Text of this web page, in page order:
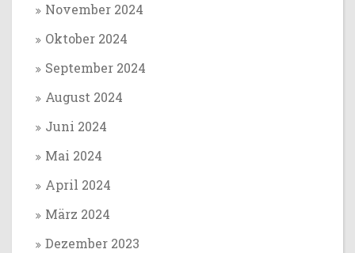
November 2024
Oktober 2024
September 2024
August 2024
Juni 2024
Mai 2024
April 2024
März 2024
Dezember 2023